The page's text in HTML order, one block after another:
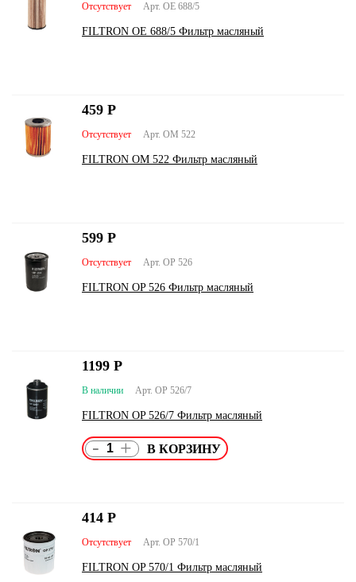
Арт. OE 688/5
Отсутствует
FILTRON OE 688/5 Фильтр масляный
Арт. OM 522
Отсутствует
FILTRON OM 522 Фильтр масляный
459 Р
Арт. OP 526
Отсутствует
FILTRON OP 526 Фильтр масляный
599 Р
Арт. OP 526/7
В наличии
FILTRON OP 526/7 Фильтр масляный
1199 Р
- +
Арт. OP 570/1
Отсутствует
FILTRON OP 570/1 Фильтр масляный
414 Р